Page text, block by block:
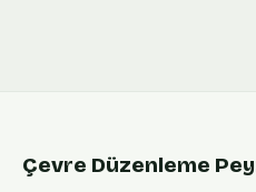
Çevre Düzenleme